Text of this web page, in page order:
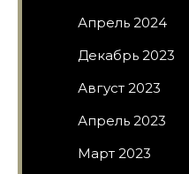
Апрель 2024
Декабрь 2023
Август 2023
Апрель 2023
Март 2023